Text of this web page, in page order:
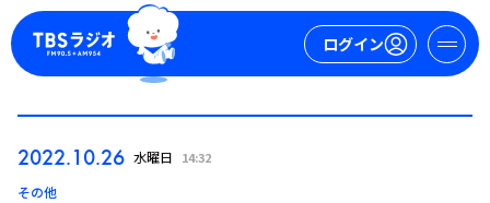
ログイン
2022.10.26 水曜日 14:32
その他